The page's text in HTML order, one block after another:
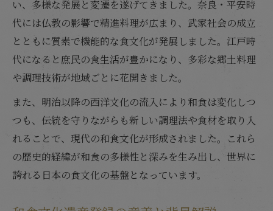
い、多様な発展と変遷を遂げてきました。奈良・平安時
代には仏教の影響で精進料理が広まり、武家社会の成立
とともに質素で機能的な食文化が発展しました。江戸時
代になると庶民の食生活が豊かになり、多彩な郷土料理
や調理技術が地域ごとに花開きました。
また、明治以降の西洋文化の流入により和食は変化しつ
つも、伝統を守りながらも新しい調理法や食材を取り入
れることで、現代の和食文化が形成されました。これら
の歴史的経緯が和食の多様性と深みを生み出し、世界に
誇れる日本の食文化の基盤となっています。